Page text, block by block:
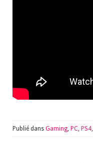
Publié dans Gaming PC PS4